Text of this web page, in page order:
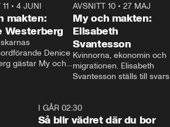
23:40
•4 JUNI
makten:
Westerberg
Denice
gästar My och
AVSNITT 10 •27 MAJ
My och makten:
Elisabeth
Svantesson
Kvinnorna, ekonomin och
migrationen. Elisabeth
Svantesson ställs till svars
I GÅR 02:30
Så blir vädret där du bor